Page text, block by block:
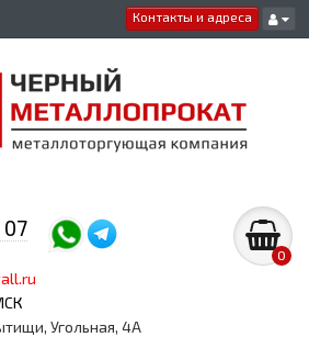
Контакты и адреса
0
Угольная, 4А